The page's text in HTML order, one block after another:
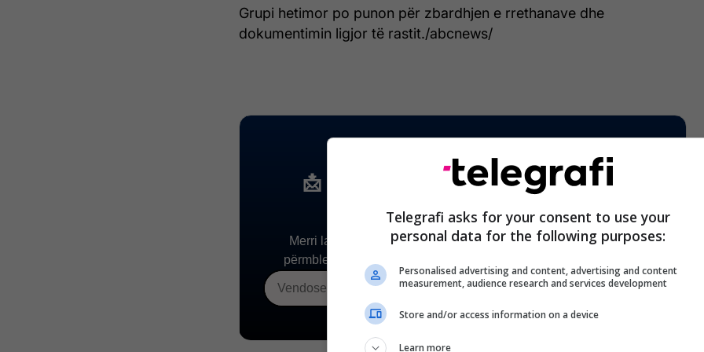
Grupi hetimor po punon për zbardhjen e rrethanave dhe
dokumentimin ligjor të rastit./abcnews/
Telegrafi asks for your consent to use your
personal data for the following purposes:
Personalised advertising and content, advertising and content
measurement, audience research and services development
Store and/or access information on a device
Learn more